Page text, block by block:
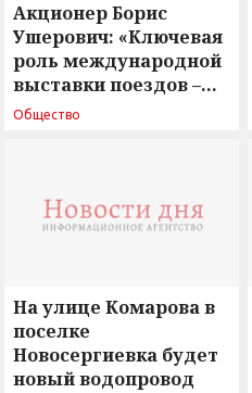
Акционер Борис
Ушерович: «Ключевая
роль международной
выставки поездов –
поиск ответов на
Общество
На улице Комарова в
поселке
Новосергиевка будет
новый водопровод